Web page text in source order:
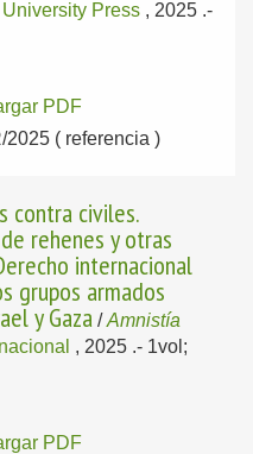
Press , 2025 .-
PDF
( referencia )
contra civiles.
rehenes y otras
internacional
grupos armados
y Gaza /Amnistía
, 2025 .- 1vol;
PDF